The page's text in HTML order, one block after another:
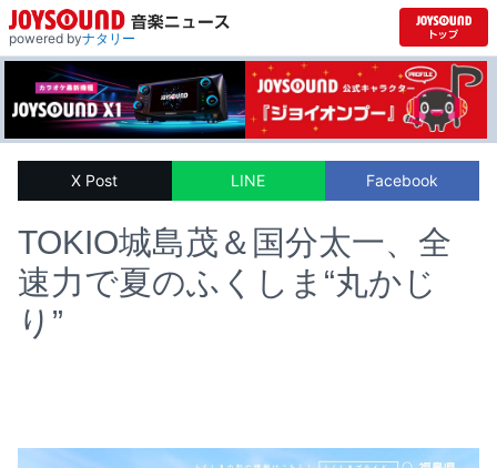
powered byナタリー
X Post LINE Facebook
TOKIO城島茂＆国分太一、全
速力で夏のふくしま“丸かじ
り”